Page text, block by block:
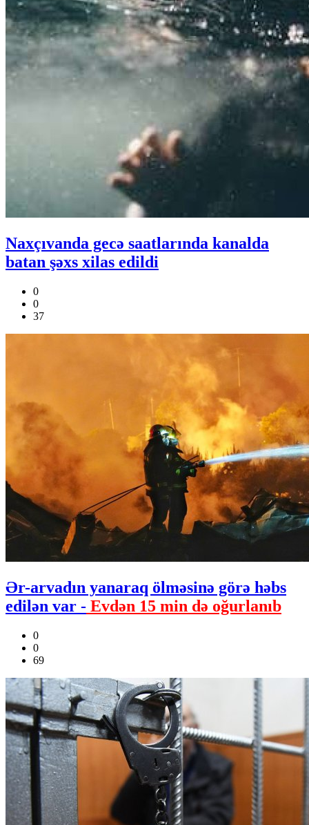
Naxçıvanda gecə saatlarında kanalda
batan şəxs xilas edildi
0
0
37
Ər-arvadın yanaraq ölməsinə görə həbs
edilən var - Evdən 15 min də oğurlanıb
0
0
69